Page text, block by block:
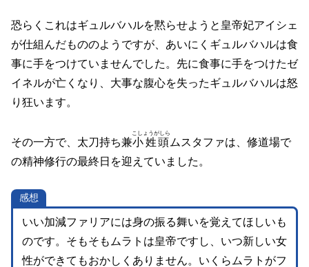
恐らくこれはギュルバハルを黙らせようと皇帝妃アイシェ
が仕組んだもののようですが、あいにくギュルバハルは食
事に手をつけていませんでした。先に食事に手をつけたゼ
イネルが亡くなり、大事な腹心を失ったギュルバハルは怒
り狂います。
その一方で、太刀持ち兼小姓頭
こしょうがしら
ムスタファは、修道場で
の精神修行の最終日を迎えていました。
感想
いい加減ファリアには身の振る舞いを覚えてほしいも
のです。そもそもムラトは皇帝ですし、いつ新しい女
性ができてもおかしくありません。いくらムラトがフ